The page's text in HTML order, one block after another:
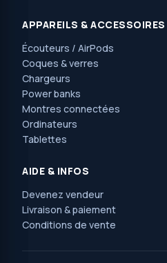
APPAREILS & ACCESSOIRES
Écouteurs / AirPods
Coques & verres
Chargeurs
Power banks
Montres connectées
Ordinateurs
Tablettes
AIDE & INFOS
Devenez vendeur
Livraison & paiement
Conditions de vente